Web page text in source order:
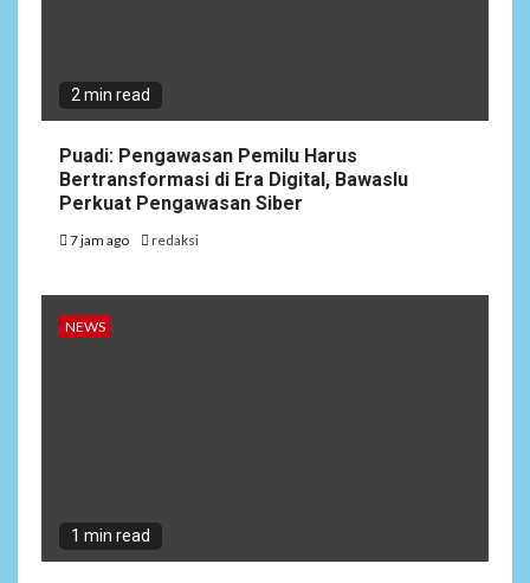
2 min read
Puadi: Pengawasan Pemilu Harus
Bertransformasi di Era Digital, Bawaslu
Perkuat Pengawasan Siber
7 jam ago redaksi
NEWS
1 min read